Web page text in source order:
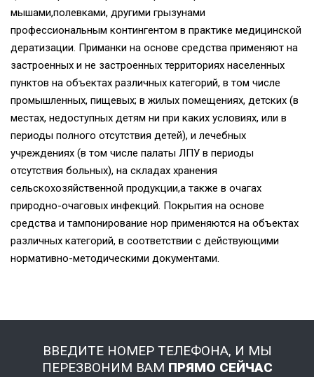
мышами,полевками, другими грызунами
профессиональным контингентом в практике медицинской
дератизации. Приманки на основе средства применяют на
застроенных и не застроенных территориях населенных
пунктов на объектах различных категорий, в том числе
промышленных, пищевых; в жилых помещениях, детских (в
местах, недоступных детям ни при каких условиях, или в
периоды полного отсутствия детей), и лечебных
учреждениях (в том числе палаты ЛПУ в периоды
отсутствия больных), на складах хранения
сельскохозяйственной продукции,а также в очагах
природно-очаговых инфекций. Покрытия на основе
средства и тампонирование нор применяются на объектах
различных категорий, в соответствии с действующими
нормативно-методическими документами.
ВВЕДИТЕ НОМЕР ТЕЛЕФОНА, И МЫ
ПЕРЕЗВОНИМ ВАМ ПРЯМО СЕЙЧАС